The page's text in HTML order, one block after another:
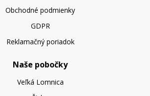
Obchodné podmienky
GDPR
Reklamačný poriadok
Naše pobočky
Veľká Lomnica